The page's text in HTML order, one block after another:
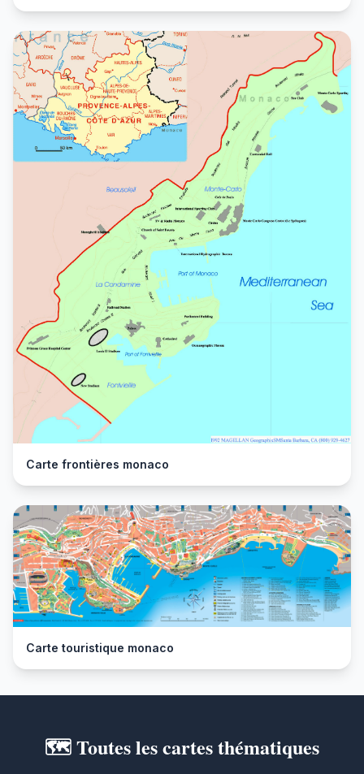
Carte frontières monaco
Carte touristique monaco
🗺️ Toutes les cartes thématiques